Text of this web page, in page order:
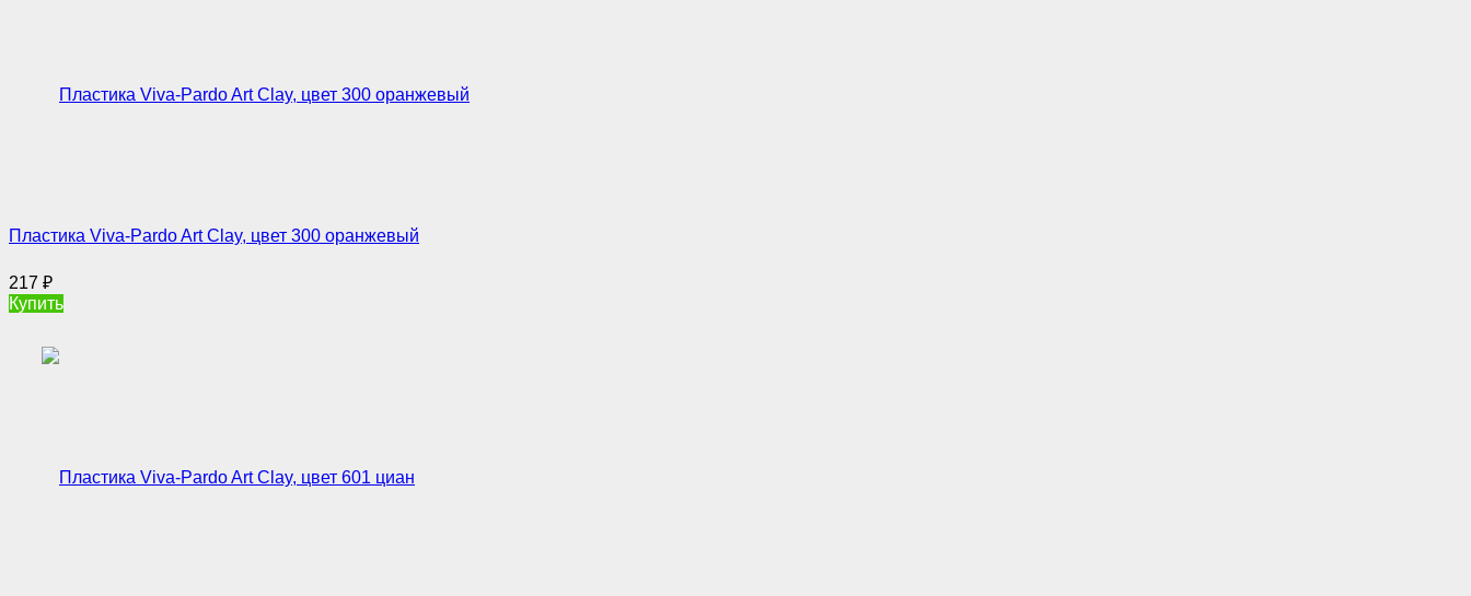
Пластика Viva-Pardo Art Clay, цвет 300 оранжевый
217 ₽
Купить